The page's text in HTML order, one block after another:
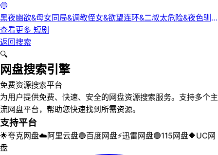
【中文字幕】【爱情/科幻】
🔵
黑夜幽欲&母女同局&调教侄女&欲望连环&二叔太危险&夜色驯
服&黑夜欲牢（完整版）最新擦边短剧
查看更多 短剧
返回搜索
🔍
网盘搜索引擎
免费资源搜索平台
为用户提供免费、快速、安全的网盘资源搜索服务。支持多个主
流网盘平台，帮助您快速找到所需资源。
支持平台
🌟夸克网盘☁️阿里云盘🔵百度网盘⚡迅雷网盘🟢115网盘🔶UC网
盘